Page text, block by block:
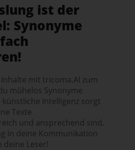
ist der
Synonyme
mit tricoma.AI zum
mühelos Synonyme
Intelligenz sorgt
Texte
und ansprechend sind.
in deine Kommunikation
deine Leser!